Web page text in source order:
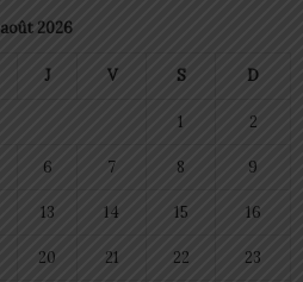
août 2026
J V S D
1 2
6 7 8 9
13 14 15 16
20 21 22 23